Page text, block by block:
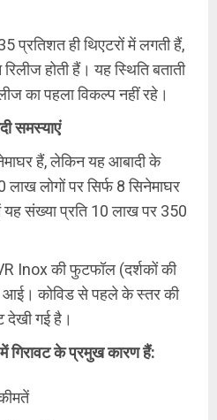
प्रतिशत ही थिएटरों में लगती हैं,
होती हैं। यह स्थिति बताती
का पहला विकल्प नहीं रहे।
समस्याएं
हैं, लेकिन यह आबादी के
लोगों पर सिर्फ 8 सिनेमाघर
संख्या प्रति 10 लाख पर 350
Inox की फुटफॉल (दर्शकों की
आई। कोविड से पहले के स्तर की
देखी गई है।
गिरावट के प्रमुख कारण हैं: